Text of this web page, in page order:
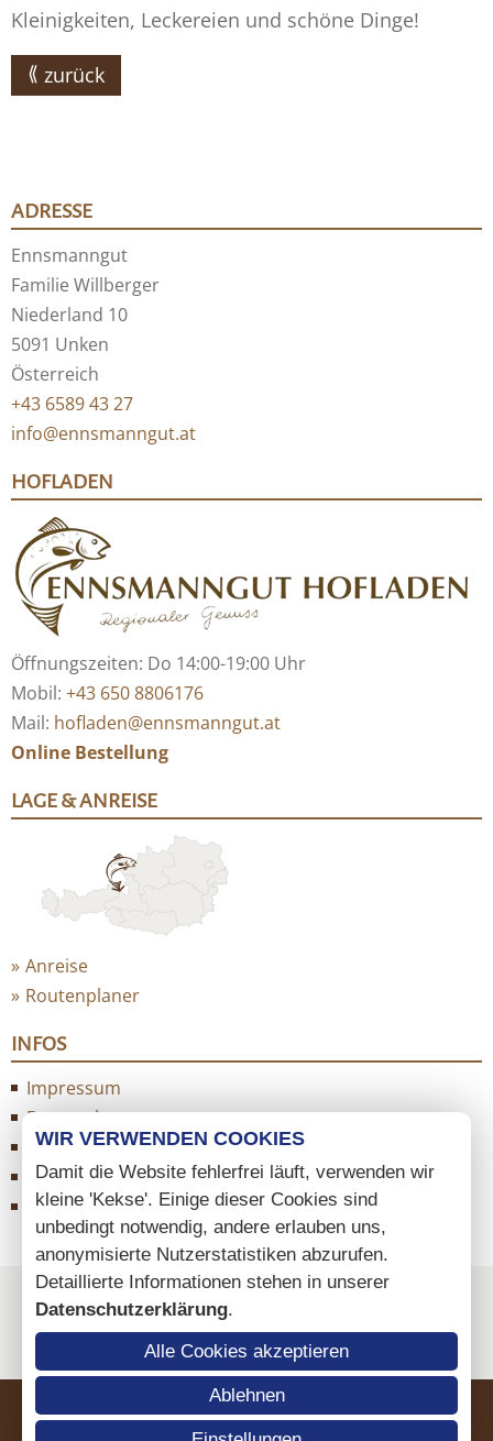
Kleinigkeiten, Leckereien und schöne Dinge!
zurück
ADRESSE
Ennsmanngut
Familie Willberger
Niederland 10
5091 Unken
Österreich
+43 6589 43 27
info@ennsmanngut.at
HOFLADEN
Öffnungszeiten: Do 14:00-19:00 Uhr
Mobil: +43 650 8806176
Mail: hofladen@ennsmanngut.at
Online Bestellung
LAGE & ANREISE
Anreise
Routenplaner
INFOS
Impressum
Datenschutz
AGB
Cookie Einstellungen
Sitemap
WIR VERWENDEN COOKIES
Damit die Website fehlerfrei läuft, verwenden wir
kleine 'Kekse'. Einige dieser Cookies sind
unbedingt notwendig, andere erlauben uns,
anonymisierte Nutzerstatistiken abzurufen.
Detaillierte Informationen stehen in unserer
Datenschutzerklärung.
Alle Cookies akzeptieren
Ablehnen